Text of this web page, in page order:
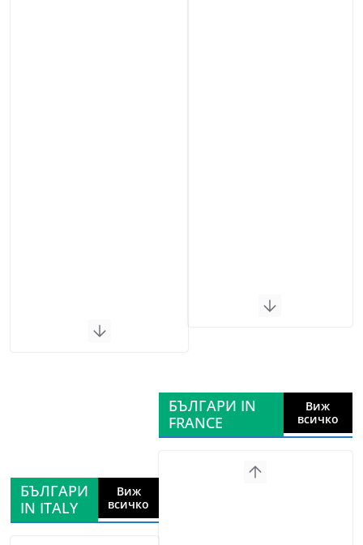
БЪЛГАРИ
IN ITALY
Виж
всичко
БЪЛГАРИ IN
FRANCE
Виж
всичко